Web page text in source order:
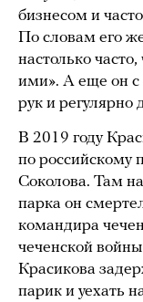
бизнесом и
По словам его
настолько
ими». А еще он с
рук и
В 2019 году
по российскому
Соколова. Там
парка он
командира
чеченской
Красикова
парик и уехать